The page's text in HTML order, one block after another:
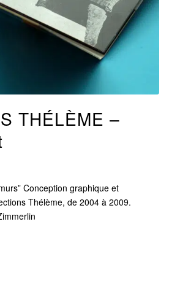
THÉLÈME –
Conception graphique et
Thélème, de 2004 à 2009.